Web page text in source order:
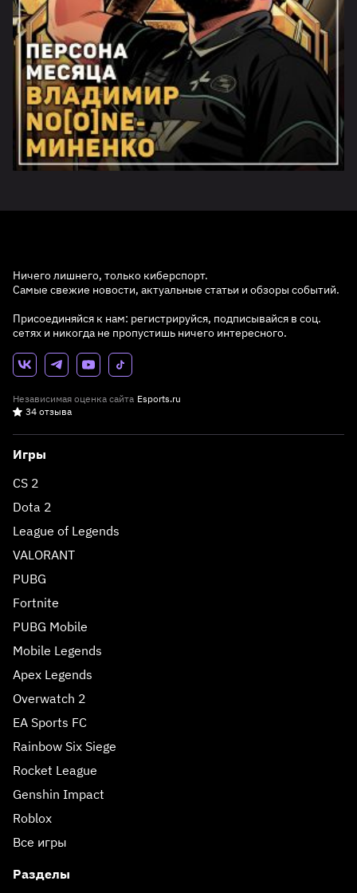
Ничего лишнего, только киберспорт.
Самые свежие новости, актуальные статьи и обзоры событий.
Присоединяйся к нам: регистрируйся, подписывайся в соц.
сетях и никогда не пропустишь ничего интересного.
Независимая оценка сайта Esports.ru
34 отзыва
Игры
CS 2
Dota 2
League of Legends
VALORANT
PUBG
Fortnite
PUBG Mobile
Mobile Legends
Apex Legends
Overwatch 2
EA Sports FC
Rainbow Six Siege
Rocket League
Genshin Impact
Roblox
Все игры
Разделы